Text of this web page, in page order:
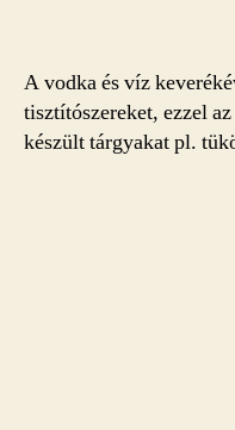
A vodka és víz
tisztítószereket, ezzel
készült tárgyakat pl.